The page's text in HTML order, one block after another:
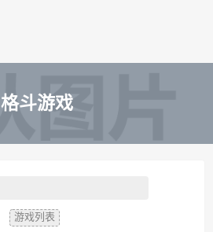
格斗游戏
游戏列表